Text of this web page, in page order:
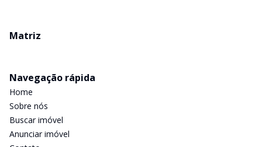
Matriz
Navegação rápida
Home
Sobre nós
Buscar imóvel
Anunciar imóvel